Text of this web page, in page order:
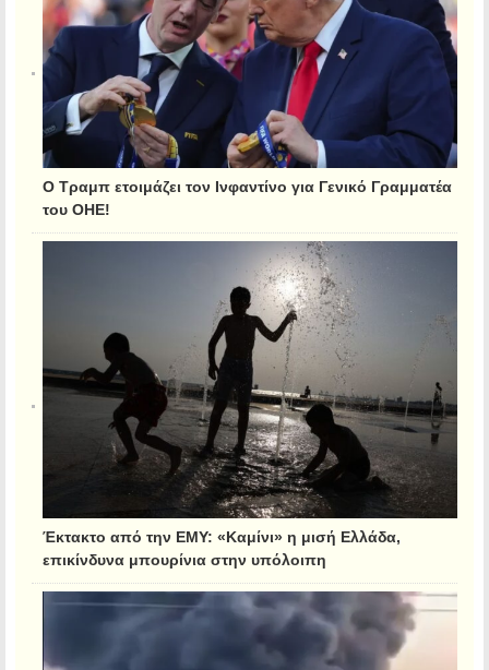
Ο Τραμπ ετοιμάζει τον Ινφαντίνο για Γενικό Γραμματέα
του ΟΗΕ!
Έκτακτο από την ΕΜΥ: «Καμίνι» η μισή Ελλάδα,
επικίνδυνα μπουρίνια στην υπόλοιπη